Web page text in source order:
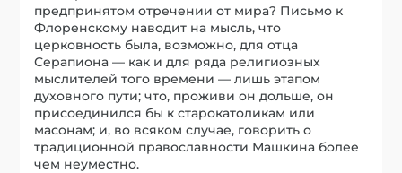
предпринятом отречении от мира? Письмо к
Флоренскому наводит на мысль, что
церковность была, возможно, для отца
Серапиона — как и для ряда религиозных
мыслителей того времени — лишь этапом
духовного пути; что, проживи он дольше, он
присоединился бы к старокатоликам или
масонам; и, во всяком случае, говорить о
традиционной православности Машкина более
чем неуместно.